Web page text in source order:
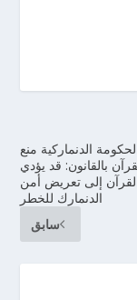
الدنماركية منع
بالقانون: قد يؤدي
إلى تعريض أمن
الدنمارك للخطر
سابق